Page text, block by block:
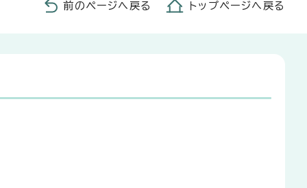
前のページへ戻る トップページへ戻る